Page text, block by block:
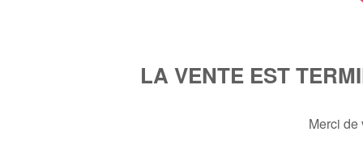
LA VENTE EST
Merci de